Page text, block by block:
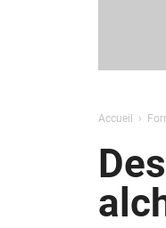
Accueil